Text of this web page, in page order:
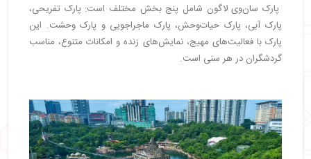
پارک سان‌وی لاگون شامل پنج بخش مختلف است: پارک تفریحی،
پارک آبی، پارک حیات‌وحش، پارک ماجراجویی و پارک وحشت. این
پارک با فعالیت‌های مهیج، نمایش‌های زنده و امکانات متنوع، مناسب
گردشگران در هر سنی است.